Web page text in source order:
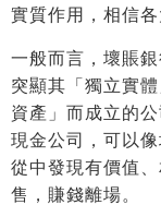
實質作用，相信各
一般而言，壞賬
突顯其「獨立實
資產」而成立的
現金公司，可以
從中發現有價值
售，賺錢離場。